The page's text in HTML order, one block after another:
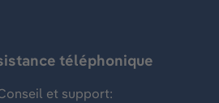
téléphonique
et support: